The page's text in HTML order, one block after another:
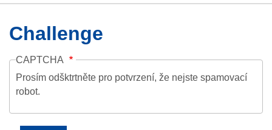
DomůKolekce
Prohlížení
Vyhledávání
O platformě
Nápověda
KontaktDigitalia
Challenge
CAPTCHA
Prosím odšktrtněte pro potvrzení, že nejste spamovací
robot.